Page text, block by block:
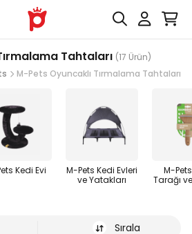
Tahtaları (17 Ürün)
M-Pets Oyuncaklı Tırmalama Tahtaları
Kedi Evi
M-Pets Kedi Evleri
ve Yatakları
M-
Tarağı
Sırala